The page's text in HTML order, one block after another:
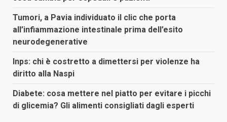
Tumori, a Pavia individuato il clic che porta
all’infiammazione intestinale prima dell’esito
neurodegenerative
Inps: chi è costretto a dimettersi per violenze ha
diritto alla Naspi
Diabete: cosa mettere nel piatto per evitare i picchi
di glicemia? Gli alimenti consigliati dagli esperti